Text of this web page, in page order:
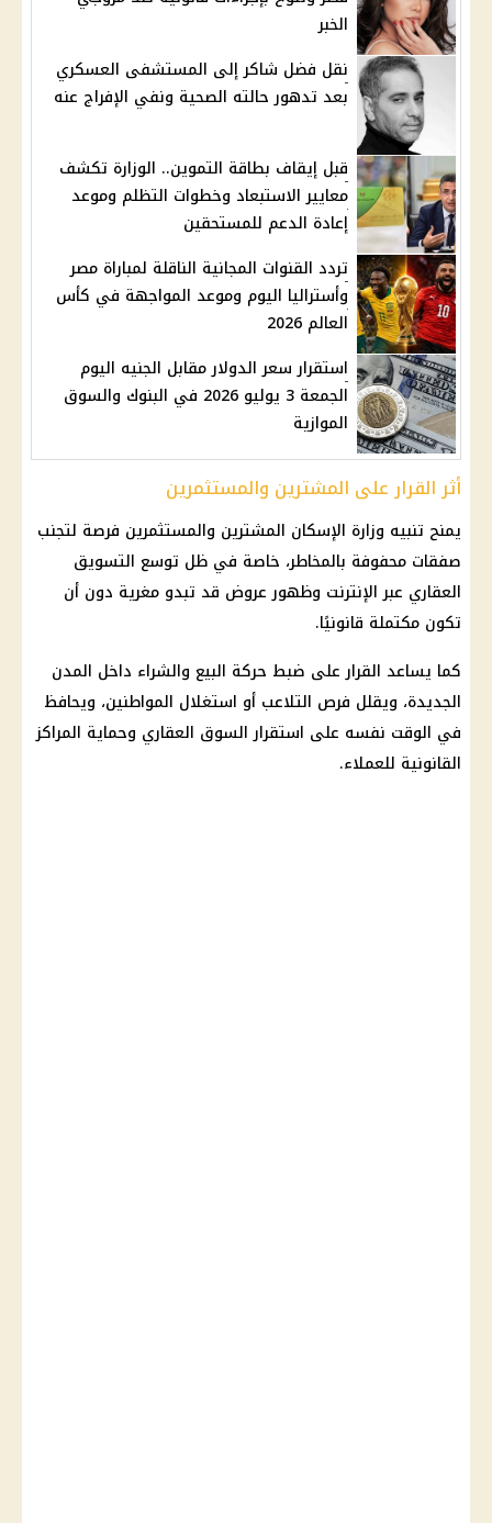
الخبر
نقل فضل شاكر إلى المستشفى العسكري
بعد تدهور حالته الصحية ونفي الإفراج عنه
قبل إيقاف بطاقة التموين.. الوزارة تكشف
معايير الاستبعاد وخطوات التظلم وموعد
إعادة الدعم للمستحقين
تردد القنوات المجانية الناقلة لمباراة مصر
وأستراليا اليوم وموعد المواجهة في كأس
العالم 2026
استقرار سعر الدولار مقابل الجنيه اليوم
الجمعة 3 يوليو 2026 في البنوك والسوق
الموازية
أثر القرار على المشترين والمستثمرين
يمنح تنبيه وزارة الإسكان المشترين والمستثمرين فرصة لتجنب
صفقات محفوفة بالمخاطر، خاصة في ظل توسع التسويق
العقاري عبر الإنترنت وظهور عروض قد تبدو مغرية دون أن
تكون مكتملة قانونيًا.
كما يساعد القرار على ضبط حركة البيع والشراء داخل المدن
الجديدة، ويقلل فرص التلاعب أو استغلال المواطنين، ويحافظ
في الوقت نفسه على استقرار السوق العقاري وحماية المراكز
القانونية للعملاء.